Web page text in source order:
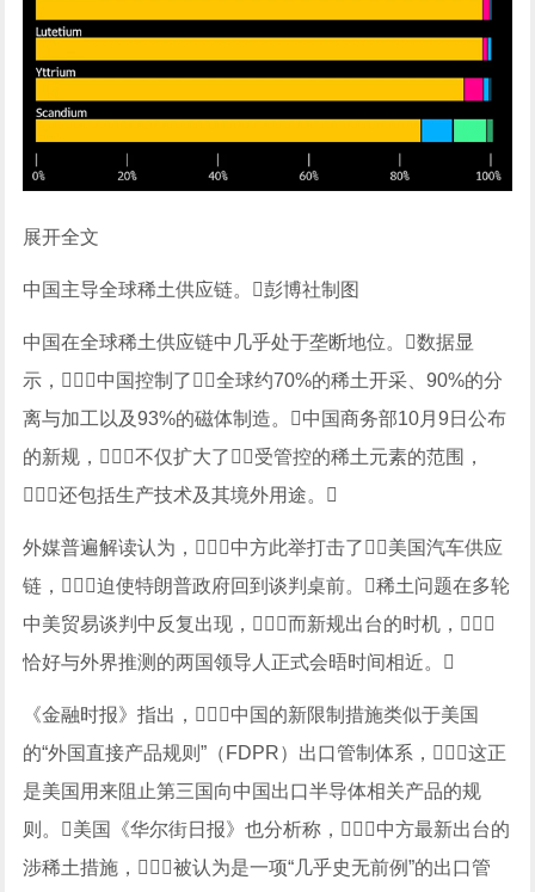
展开全文
中国主导全球稀土供应链。彭博社制图
中国在全球稀土供应链中几乎处于垄断地位。数据显
示，中国控制了全球约70%的稀土开采、90%的分
离与加工以及93%的磁体制造。中国商务部10月9日公布
的新规，不仅扩大了受管控的稀土元素的范围，
还包括生产技术及其境外用途。
外媒普遍解读认为，中方此举打击了美国汽车供应
链，迫使特朗普政府回到谈判桌前。稀土问题在多轮
中美贸易谈判中反复出现，而新规出台的时机，
恰好与外界推测的两国领导人正式会晤时间相近。
《金融时报》指出，中国的新限制措施类似于美国
的“外国直接产品规则”（FDPR）出口管制体系，这正
是美国用来阻止第三国向中国出口半导体相关产品的规
则。美国《华尔街日报》也分析称，中方最新出台的
涉稀土措施，被认为是一项“几乎史无前例”的出口管